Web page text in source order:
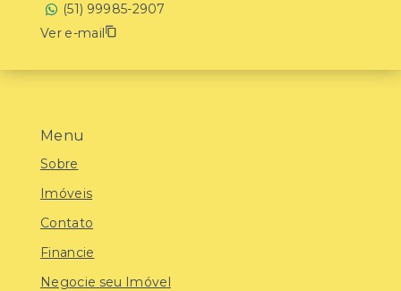
Menu
Sobre
Imóveis
Contato
Financie
Negocie seu Imóvel
(51) 99985-2907
Ver e-mail